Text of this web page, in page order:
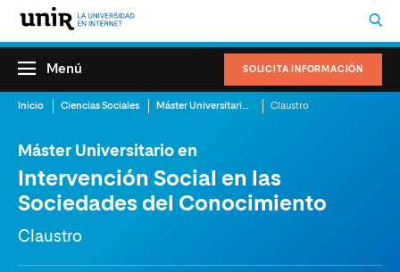
SOLICITA INFORMACIÓN
Menú
Inicio Ciencias Sociales Máster Universitario en Intervención Social en las Sociedades del Conocimiento Claustro
Máster Universitario en
Intervención Social en las
Sociedades del Conocimiento
Claustro